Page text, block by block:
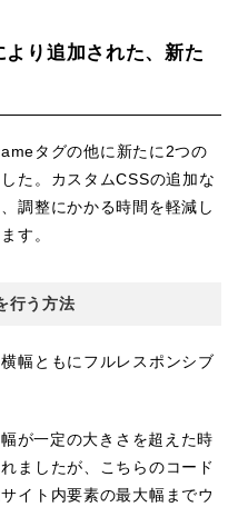
り追加された、新た
タグの他に新たに2つの
た。カスタムCSSの追加な
調整にかかる時間を軽減し
す。
行う方法
幅ともにフルレスポンシブ
が一定の大きさを超えた時
ましたが、こちらのコード
イト内要素の最大幅までウ